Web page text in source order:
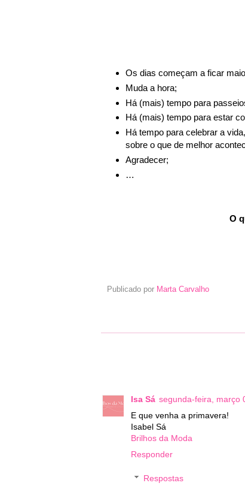
Os dias começam a ficar
Muda a hora;
Há (mais) tempo para
Há (mais) tempo para estar
Há tempo para celebrar a
sobre o que de melhor
Agradecer;
…
O
Publicado por Marta Carvalho
Isa Sá segunda-feira, março
E que venha a primavera!
Isabel Sá
Brilhos da Moda
Responder
Respostas